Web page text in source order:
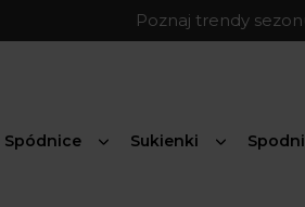
Poznaj trendy
Spódnice Sukienki